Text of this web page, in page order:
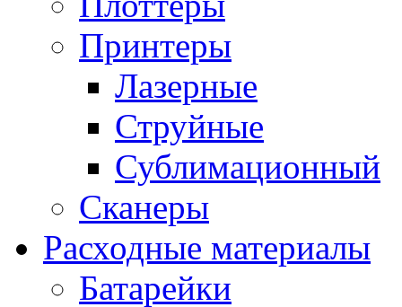
Принтеры
Лазерные
Струйные
Сублимационный
Сканеры
Расходные материалы
Батарейки